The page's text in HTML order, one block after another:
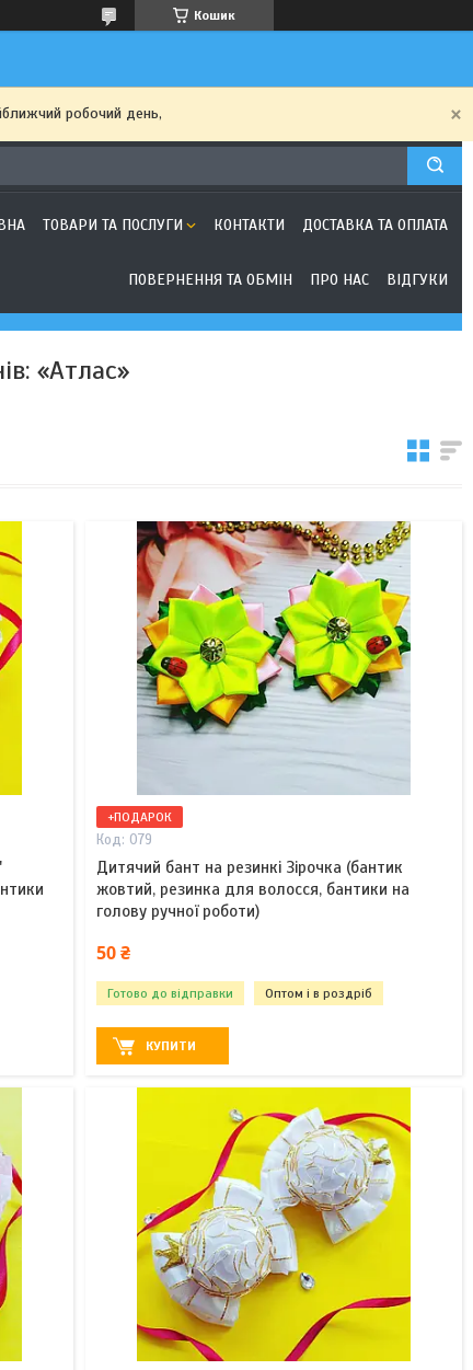
Кошик
робочий день,
ТОВАРИ ТА ПОСЛУГИ КОНТАКТИ ДОСТАВКА ТА ОПЛАТА
ПОВЕРНЕННЯ ТА ОБМІН ПРО НАС ВІДГУКИ
«Атлас»
+ПОДАРОК
079
Дитячий бант на резинкі Зірочка (бантик
жовтий, резинка для волосся, бантики на
голову ручної роботи)
50 ₴
Готово до відправки Оптом і в роздріб
КУПИТИ